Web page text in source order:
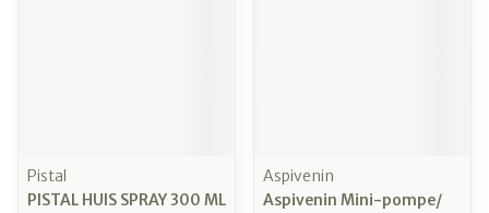
Pistal
PISTAL HUIS SPRAY 300 ML
Aspivenin
Aspivenin Mini-pompe/